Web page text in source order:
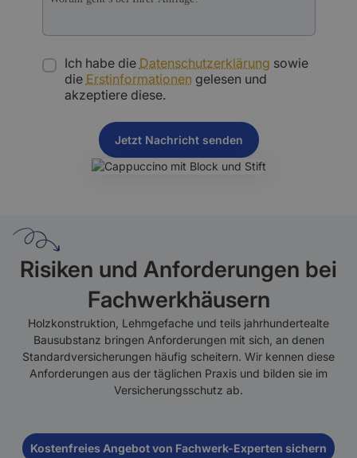
Ich habe die Datenschutzerklärung sowie
die Erstinformationen gelesen und
akzeptiere diese.
Risiken und Anforderungen bei
Fachwerkhäusern
Holzkonstruktion, Lehmgefache und teils jahrhundertealte
Bausubstanz bringen Anforderungen mit sich, an denen
Standardversicherungen häufig scheitern. Wir kennen diese
Anforderungen aus der täglichen Praxis und bilden sie im
Versicherungsschutz ab.
Kostenfreies Angebot von Fachwerk-Experten sichern